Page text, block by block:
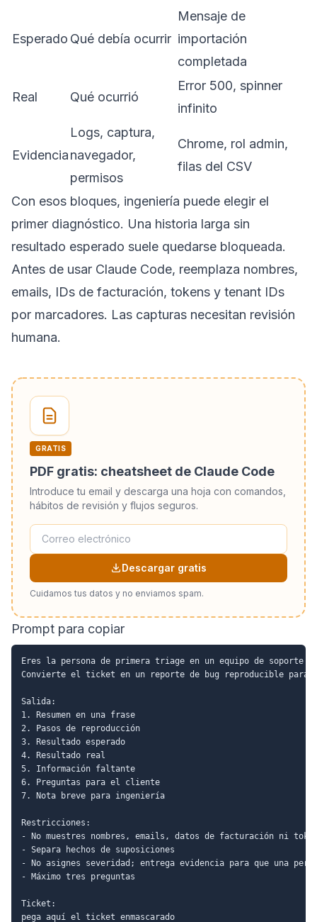
Esperado Qué debía ocurrir
Mensaje de
importación
completada
Real Qué ocurrió
Error 500, spinner
infinito
Evidencia
Logs, captura,
navegador,
permisos
Chrome, rol admin,
filas del CSV
Con esos bloques, ingeniería puede elegir el
primer diagnóstico. Una historia larga sin
resultado esperado suele quedarse bloqueada.
Antes de usar Claude Code, reemplaza nombres,
emails, IDs de facturación, tokens y tenant IDs
por marcadores. Las capturas necesitan revisión
humana.
GRATIS
PDF gratis: cheatsheet de Claude Code
Introduce tu email y descarga una hoja con comandos,
hábitos de revisión y flujos seguros.
Descargar gratis
Cuidamos tus datos y no enviamos spam.
Prompt para copiar
Eres la persona de primera triage en un equipo de soporte
Convierte el ticket en un reporte de bug reproducible para
Salida:
1. Resumen en una frase
2. Pasos de reproducción
3. Resultado esperado
4. Resultado real
5. Información faltante
6. Preguntas para el cliente
7. Nota breve para ingeniería
Restricciones:
- No muestres nombres, emails, datos de facturación ni
- Separa hechos de suposiciones
- No asignes severidad; entrega evidencia para que una
- Máximo tres preguntas
Ticket: